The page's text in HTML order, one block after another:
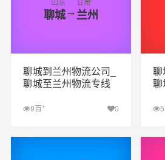
山东
聊城→
甘肃
兰州
聊城到兰州物流公司_
聊城至兰州物流专线
9百 + 0
查看详细
聊
聊